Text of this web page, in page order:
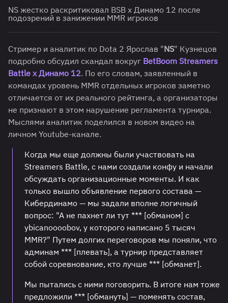
NS жестко раскритиковал BSB х Динамо 12 после
подозрений в занижении MMR игроков
Стример и аналитик по Dota 2 Ярослав "NS" Кузнецов
подробно обсудил скандал вокруг BetBoom Streamers
Battle х Динамо 12. По его словам, заявленный в
командах уровень MMR отдельных игроков заметно
отличается от их реального рейтинга, а организаторы
не признают в этом нарушение регламента турнира.
Мыслями аналитик поделился в новом видео на
личном Youtube-канале.
Когда мы еще должны были участвовать на
Streamers Battle, с нами создали конфу и начали
обсуждать организационные моменты. И как
только вышло объявление первого состава —
Кибердинамо — мы задали вполне логичный
вопрос: "А не пахнет ли тут *** [обманом] с
ybicanoooobov, у которого написано 5 тысяч
MMR?" Путем долгих переговоров мы поняли, что
админам *** [плевать], а турнир представляет
собой соревнование, кто лучше *** [обманет].
Мы пытались с ними поговорить. В итоге нам тоже
предложили *** [обмануть] — поменять состав,